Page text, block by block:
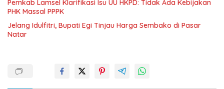
Pemkab Lamsel Klarifikasi Isu UU HKPD: Tidak Ada Kebijakan
PHK Massal PPPK
Jelang Idulfitri, Bupati Egi Tinjau Harga Sembako di Pasar
Natar